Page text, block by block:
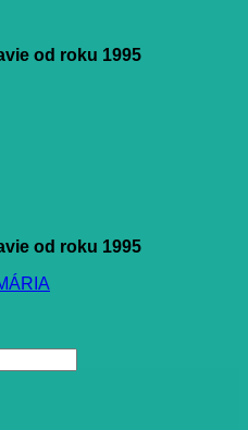
od roku 1995
od roku 1995